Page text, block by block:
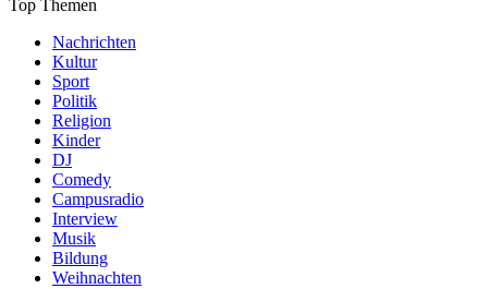
Top Themen
Nachrichten
Kultur
Sport
Politik
Religion
Kinder
DJ
Comedy
Campusradio
Interview
Musik
Bildung
Weihnachten